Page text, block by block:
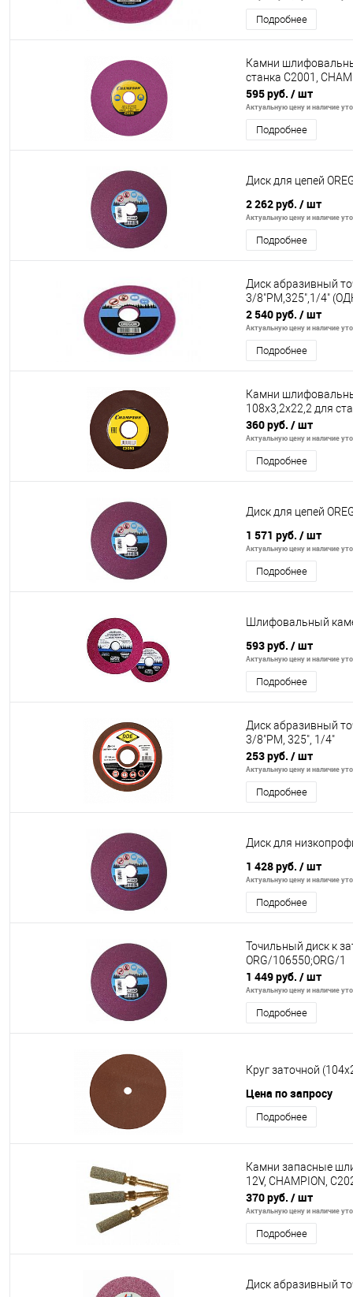
Подробнее
Камни
станка C2001,
595 руб. / шт
Актуальную цену и наличие
Подробнее
Диск для цепей
2 262 руб. / шт
Актуальную цену и наличие
Подробнее
Диск абразивный
3/8"PM,325",1/4"
2 540 руб. / шт
Актуальную цену и наличие
Подробнее
Камни
108х3,2х22,2 для
360 руб. / шт
Актуальную цену и наличие
Подробнее
Диск для цепей
1 571 руб. / шт
Актуальную цену и наличие
Подробнее
Шлифовальный
593 руб. / шт
Актуальную цену и наличие
Подробнее
Диск абразивный
3/8"PM, 325", 1/4"
253 руб. / шт
Актуальную цену и наличие
Подробнее
Диск для
1 428 руб. / шт
Актуальную цену и наличие
Подробнее
Точильный диск к
ORG/106550;ORG/1
1 449 руб. / шт
Актуальную цену и наличие
Подробнее
Круг заточной
Цена по запросу
Подробнее
Камни запасные
12V, CHAMPION,
370 руб. / шт
Актуальную цену и наличие
Подробнее
Диск абразивный